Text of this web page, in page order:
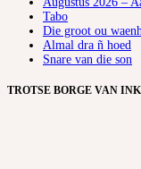
Tabo
Die groot ou
Almal dra ñ hoed
Snare van die son
TROTSE BORGE VAN INK